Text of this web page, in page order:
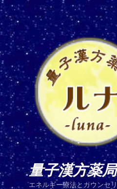
量子漢方薬
エネルギー療法とカウンセ